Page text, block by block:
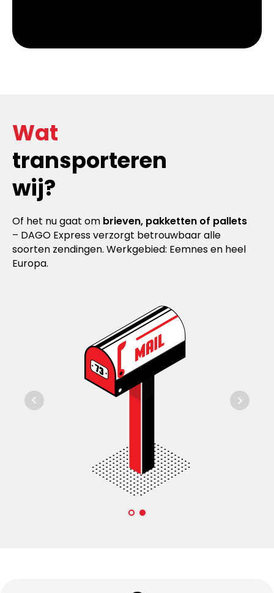
Wat
transporteren
wij?
Of het nu gaat om brieven, pakketten of pallets
– DAGO Express verzorgt betrouwbaar alle
soorten zendingen. Werkgebied: Eemnes en heel
Europa.